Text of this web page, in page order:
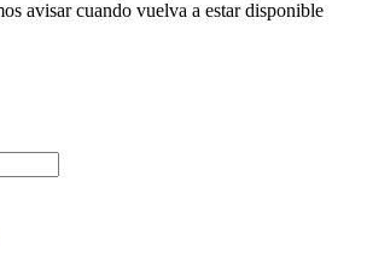
avisar cuando vuelva a estar disponible